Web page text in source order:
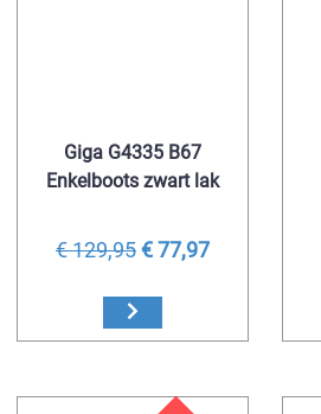
Giga G4335 B67
Enkelboots zwart lak
€ 129,95€ 77,97